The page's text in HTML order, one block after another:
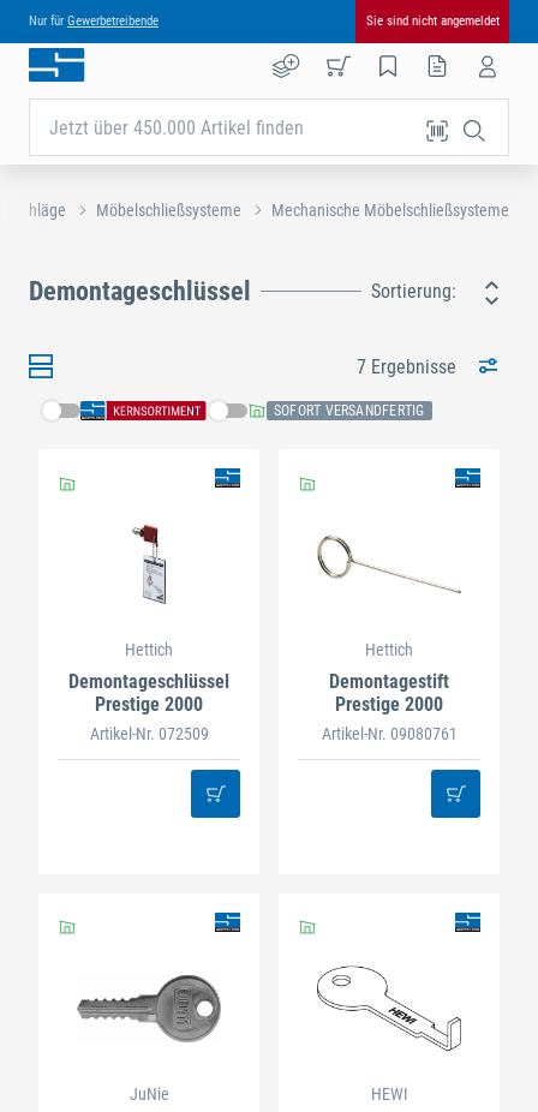
Nur für Gewerbetreibende Sie sind nicht angemeldet
Jetzt über 450.000 Artikel finden
Möbelschließsysteme Mechanische Möbelschließsysteme
Demontageschlüssel Sortierung:
7 Ergebnisse
SOFORT VERSANDFERTIG
Hettich
Demontageschlüssel
Prestige 2000
Artikel-Nr. 072509
Hettich
Demontagestift
Prestige 2000
Artikel-Nr. 09080761
JuNie HEWI